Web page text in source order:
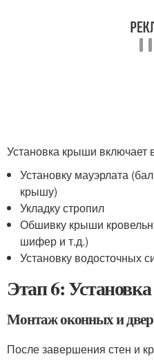
Установка крыши включает
Установку мауэрлата
крышу)
Укладку стропил
Обшивку крыши
шифер и т.д.)
Установку водосточных
Этап 6:
Монтаж оконных и
После завершения стен и